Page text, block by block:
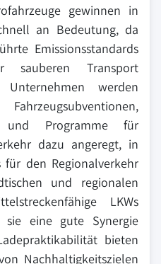
gewinnen in
an Bedeutung, da
Emissionsstandards
sauberen Transport
werden
und Programme für
dazu angeregt, in
für den Regionalverkehr
und regionalen
LKWs
sie eine gute Synergie
bieten
Nachhaltigkeitszielen